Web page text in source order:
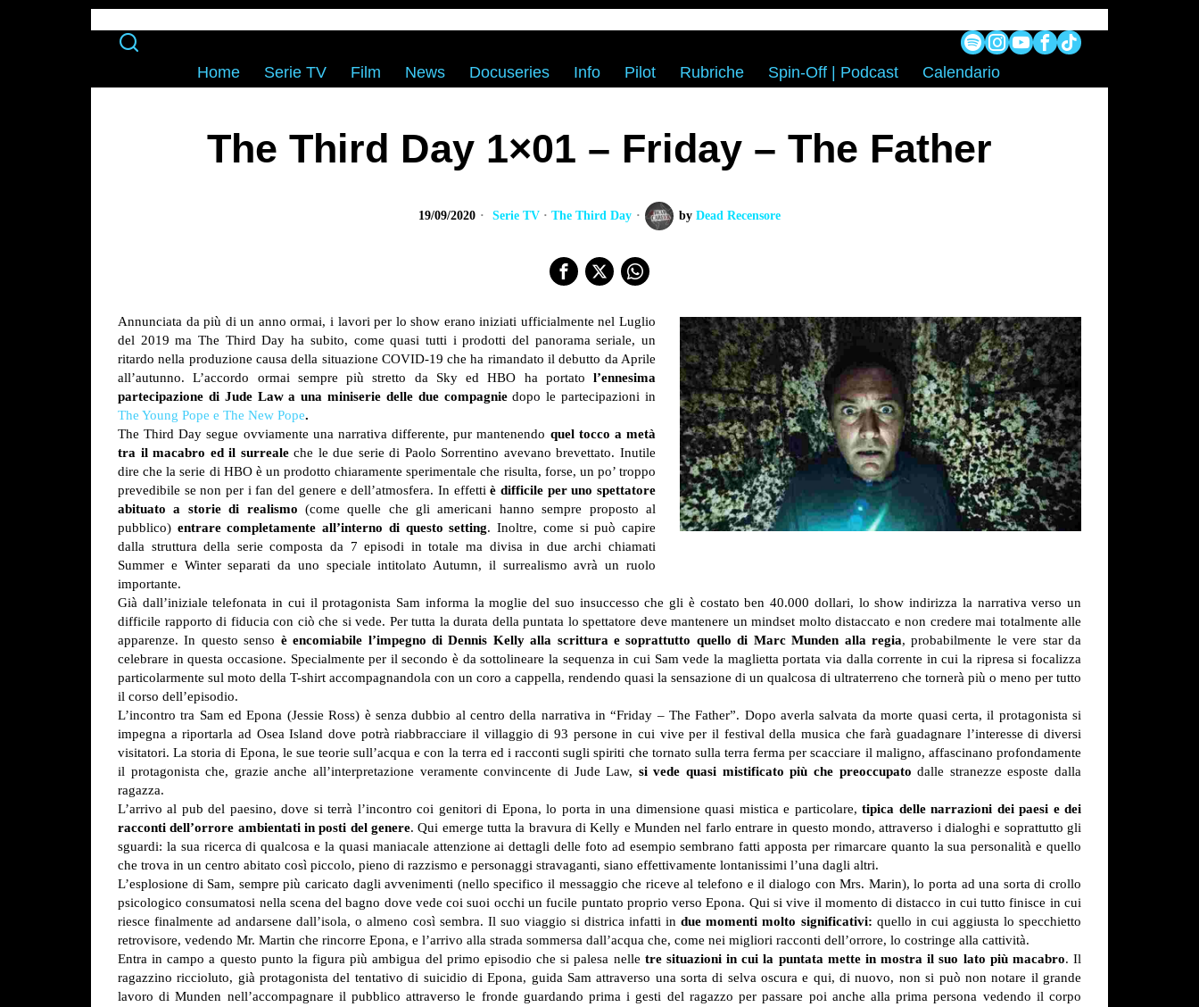
Home Serie TV Film News Docuseries Info Pilot Rubriche Spin-Off | Podcast Calendario
The Third Day 1×01 – Friday – The Father
19/09/2020 Serie TV · The Third Day by Dead Recensore
Annunciata da più di un anno ormai, i lavori per lo show erano iniziati ufficialmente nel Luglio
del 2019 ma The Third Day ha subito, come quasi tutti i prodotti del panorama seriale, un
ritardo nella produzione causa della situazione COVID-19 che ha rimandato il debutto da Aprile
all’autunno. L’accordo ormai sempre più stretto da Sky ed HBO ha portato l’ennesima
partecipazione di Jude Law a una miniserie delle due compagniedopo le partecipazioni in
The Young Pope e The New Pope.
The Third Day segue ovviamente una narrativa differente, pur mantenendo quel tocco a metà
tra il macabro ed il surrealeche le due serie di Paolo Sorrentino avevano brevettato. Inutile
dire che la serie di HBO è un prodotto chiaramente sperimentale che risulta, forse, un po’ troppo
prevedibile se non per i fan del genere e dell’atmosfera. In effettiè difficile per uno spettatore
abituato a storie di realismo (come quelle che gli americani hanno sempre proposto al
pubblico) entrare completamente all’interno di questo setting. Inoltre, come si può capire
dalla struttura della serie composta da 7 episodi in totale ma divisa in due archi chiamati
Summer e Winter separati da uno speciale intitolato Autumn, il surrealismo avrà un ruolo
importante.
Già dall’iniziale telefonata in cui il protagonista Sam informa la moglie del suo insuccesso che gli è costato ben 40.000 dollari, lo show indirizza la narrativa verso un
difficile rapporto di fiducia con ciò che si vede. Per tutta la durata della puntata lo spettatore deve mantenere un mindset molto distaccato e non credere mai totalmente alle
apparenze. In questo senso è encomiabile l’impegno di Dennis Kelly alla scrittura e soprattutto quello di Marc Munden alla regia, probabilmente le vere star da
celebrare in questa occasione. Specialmente per il secondo è da sottolineare la sequenza in cui Sam vede la maglietta portata via dalla corrente in cui la ripresa si focalizza
particolarmente sul moto della T-shirt accompagnandola con un coro a cappella, rendendo quasi la sensazione di un qualcosa di ultraterreno che tornerà più o meno per tutto
il corso dell’episodio.
L’incontro tra Sam ed Epona (Jessie Ross) è senza dubbio al centro della narrativa in “Friday – The Father”. Dopo averla salvata da morte quasi certa, il protagonista si
impegna a riportarla ad Osea Island dove potrà riabbracciare il villaggio di 93 persone in cui vive per il festival della musica che farà guadagnare l’interesse di diversi
visitatori. La storia di Epona, le sue teorie sull’acqua e con la terra ed i racconti sugli spiriti che tornato sulla terra ferma per scacciare il maligno, affascinano profondamente
il protagonista che, grazie anche all’interpretazione veramente convincente di Jude Law, si vede quasi mistificato più che preoccupato dalle stranezze esposte dalla
ragazza.
L’arrivo al pub del paesino, dove si terrà l’incontro coi genitori di Epona, lo porta in una dimensione quasi mistica e particolare,tipica delle narrazioni dei paesi e dei
racconti dell’orrore ambientati in posti del genere. Qui emerge tutta la bravura di Kelly e Munden nel farlo entrare in questo mondo, attraverso i dialoghi e soprattutto gli
sguardi: la sua ricerca di qualcosa e la quasi maniacale attenzione ai dettagli delle foto ad esempio sembrano fatti apposta per rimarcare quanto la sua personalità e quello
che trova in un centro abitato così piccolo, pieno di razzismo e personaggi stravaganti, siano effettivamente lontanissimi l’una dagli altri.
L’esplosione di Sam, sempre più caricato dagli avvenimenti (nello specifico il messaggio che riceve al telefono e il dialogo con Mrs. Marin), lo porta ad una sorta di crollo
psicologico consumatosi nella scena del bagno dove vede coi suoi occhi un fucile puntato proprio verso Epona. Qui si vive il momento di distacco in cui tutto finisce in cui
riesce finalmente ad andarsene dall’isola, o almeno così sembra. Il suo viaggio si districa infatti indue momenti molto significativi: quello in cui aggiusta lo specchietto
retrovisore, vedendo Mr. Martin che rincorre Epona, e l’arrivo alla strada sommersa dall’acqua che, come nei migliori racconti dell’orrore, lo costringe alla cattività.
Entra in campo a questo punto la figura più ambigua del primo episodio che si palesa nelle tre situazioni in cui la puntata mette in mostra il suo lato più macabro. Il
ragazzino riccioluto, già protagonista del tentativo di suicidio di Epona, guida Sam attraverso una sorta di selva oscura e qui, di nuovo, non si può non notare il grande
lavoro di Munden nell’accompagnare il pubblico attraverso le fronde guardando prima i gesti del ragazzo per passare poi anche alla prima persona vedendo il corpo